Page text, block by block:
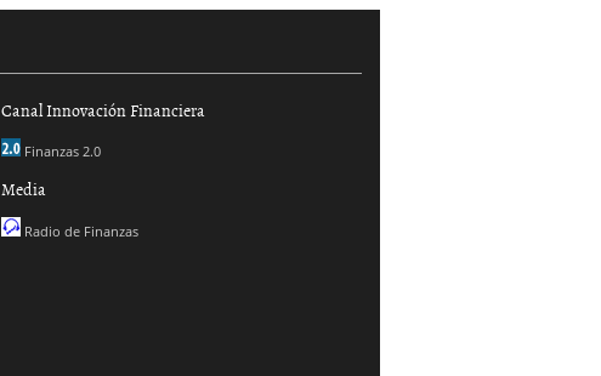
Canal Innovación Financiera
Finanzas 2.0
Media
Radio de Finanzas